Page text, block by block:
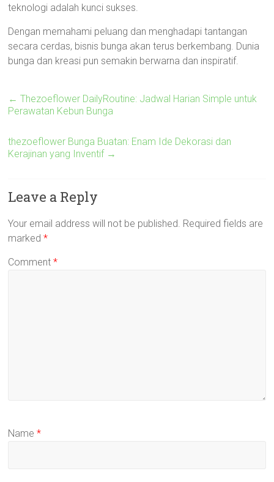
teknologi adalah kunci sukses.
Dengan memahami peluang dan menghadapi tantangan
secara cerdas, bisnis bunga akan terus berkembang. Dunia
bunga dan kreasi pun semakin berwarna dan inspiratif.
← Thezoeflower DailyRoutine: Jadwal Harian Simple untuk
Perawatan Kebun Bunga
thezoeflower Bunga Buatan: Enam Ide Dekorasi dan
Kerajinan yang Inventif →
Leave a Reply
Your email address will not be published. Required fields are
marked*
Comment*
Name*